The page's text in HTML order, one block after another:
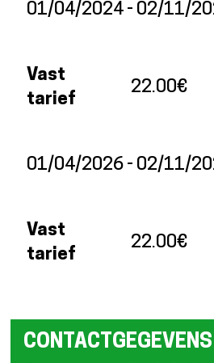
01/04/2024 - 02/11/
Vast
tarief
22.00€
01/04/2026 - 02/11/
Vast
tarief
22.00€
CONTACTGEGEVENS